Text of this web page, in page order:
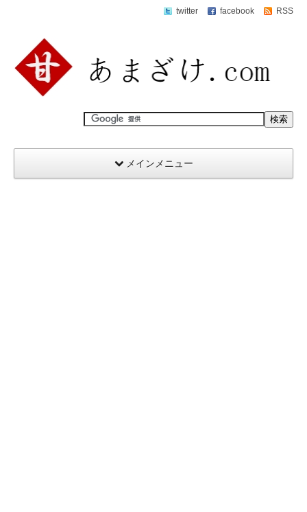
twitter facebook RSS
メインメニュー